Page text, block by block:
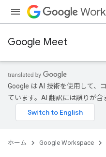
Google Meet
Google は AI 技術を使用して、
ています。AI 翻訳には誤りが含
ホーム Google Workspace